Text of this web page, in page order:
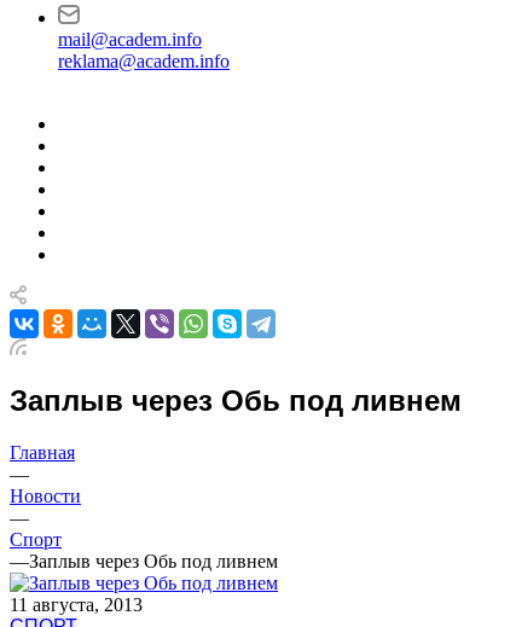
mail@academ.info
reklama@academ.info
Заплыв через Обь под ливнем
Главная
—
Новости
—
Спорт
—Заплыв через Обь под ливнем
11 августа, 2013